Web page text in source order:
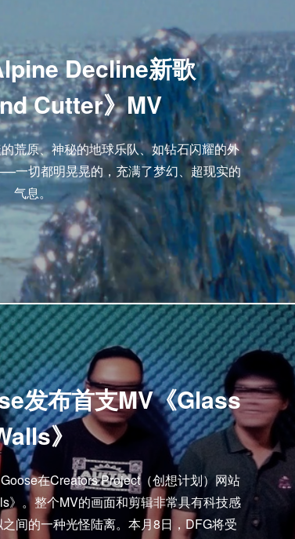
Decline新歌
Cutter》MV
荒原、神秘的地球乐队、如钻石闪耀的外
一切都明晃晃的，充满了梦幻、超现实的
气息。
发布首支MV《Glass
》
在Creators Project（创想计划）网站
》。整个MV的画面和剪辑非常具有科技感
间的一种光怪陆离。本月8日，DFG将受